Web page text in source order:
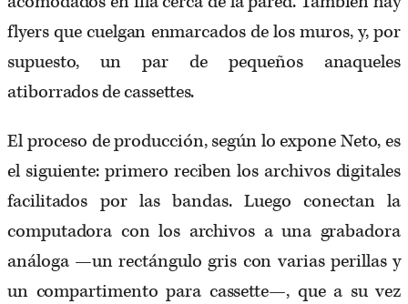
flyers que cuelgan enmarcados de los muros, y, por
supuesto, un par de pequeños anaqueles
atiborrados de cassettes.
El proceso de producción, según lo expone Neto, es
el siguiente: primero reciben los archivos digitales
facilitados por las bandas. Luego conectan la
computadora con los archivos a una grabadora
análoga —un rectángulo gris con varias perillas y
un compartimento para cassette—, que a su vez